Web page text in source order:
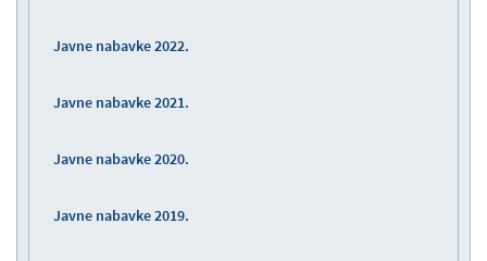
Javne nabavke 2022.
Javne nabavke 2021.
Javne nabavke 2020.
Javne nabavke 2019.